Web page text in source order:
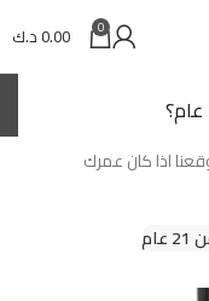
اذا كان عمرك
0
0.00د.ك